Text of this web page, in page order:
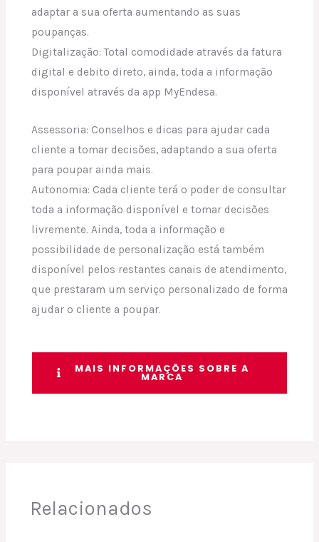
adaptar a sua oferta aumentando as suas
poupanças.
Digitalização: Total comodidade através da fatura
digital e debito direto, ainda, toda a informação
disponível através da app MyEndesa.
Assessoria: Conselhos e dicas para ajudar cada
cliente a tomar decisões, adaptando a sua oferta
para poupar ainda mais.
Autonomia: Cada cliente terá o poder de consultar
toda a informação disponível e tomar decisões
livremente. Ainda, toda a informação e
possibilidade de personalização está também
disponível pelos restantes canais de atendimento,
que prestaram um serviço personalizado de forma
ajudar o cliente a poupar.
MAIS INFORMAÇÕES SOBRE A
MARCA
Relacionados